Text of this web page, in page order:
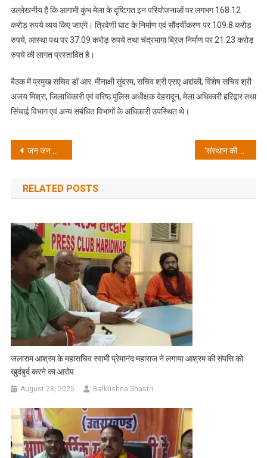
ने
दिए
गुणवत्ता
समयबद्धता
सख्त
निर्देश
उल्लेखनीय है कि आगामी कुंभ मेला के दृष्टिगत इन परियोजनाओं पर लगभग 168.12
करोड़ रुपये व्यय किए जाएंगे। त्रिवेणी घाट के निर्माण एवं सौंदर्यीकरण पर 109.8 करोड़
रुपये, आस्था पथ पर 37.09 करोड़ रुपये तथा चंद्रभागा ब्रिज निर्माण पर 21.23 करोड़
रुपये की लागत प्रस्तावित है।
बैठक में प्रमुख सचिव डॉ आर. मीनाक्षी सुंदरम, सचिव श्री एसए अद्दांकी, विशेष सचिव श्री
अजय मिश्रा, जिलाधिकारी एवं वरिष्ठ पुलिस अधीक्षक देहरादून, मेला अधिकारी हरिद्वार तथा
सिंचाई विभाग एवं अन्य संबंधित विभागों के अधिकारी उपस्थित थे।
Post
navigation
जन जन की सरकार जन जन के द्वार कार्यक्रम में 245 लोगों को विभिन्न योजनाओं से किया गया लाभान्वित
RELATED POSTS
जलाराम आश्रम के महासचिव स्वामी प्रेमानंद महाराज ने लगाया आश्रम की संपत्ति को
खुर्दबुर्द करने का आरोप
August 28, 2025 Balkrishna Shastri